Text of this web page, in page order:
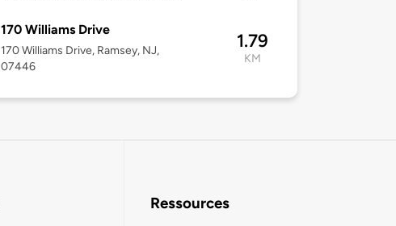
170 Williams Drive
170 Williams Drive, Ramsey, NJ,
07446
1.79
KM
Ressources